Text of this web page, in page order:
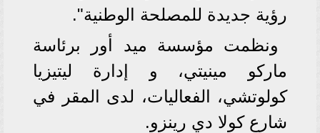
رؤية جديدة للمصلحة الوطنية".
ونظمت مؤسسة ميد أور برئاسة
ماركو مينيتي، و إدارة ليتيزيا
كولوتشي، الفعاليات، لدى المقر في
شارع كولا دي رينزو.